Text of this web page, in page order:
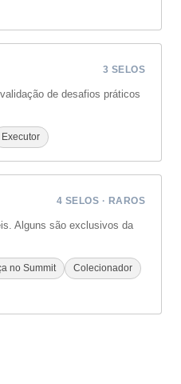
3 SELOS
de desafios práticos
Executor
4 SELOS · RAROS
Alguns são exclusivos da
no Summit
Colecionador